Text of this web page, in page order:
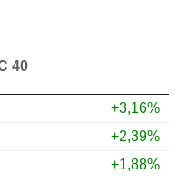
40
+3,16%
+2,39%
+1,88%